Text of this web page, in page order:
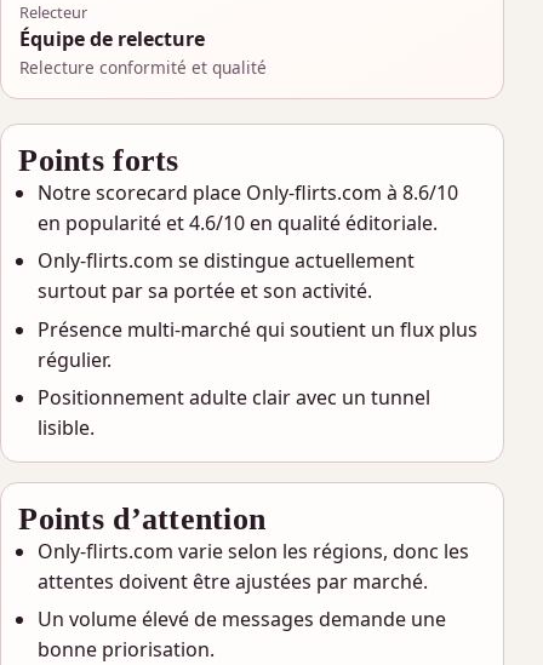
Relecteur
Équipe de relecture
Relecture conformité et qualité
Points forts
Notre scorecard place Only-flirts.com à 8.6/10
en popularité et 4.6/10 en qualité éditoriale.
Only-flirts.com se distingue actuellement
surtout par sa portée et son activité.
Présence multi-marché qui soutient un flux plus
régulier.
Positionnement adulte clair avec un tunnel
lisible.
Points d’attention
Only-flirts.com varie selon les régions, donc les
attentes doivent être ajustées par marché.
Un volume élevé de messages demande une
bonne priorisation.